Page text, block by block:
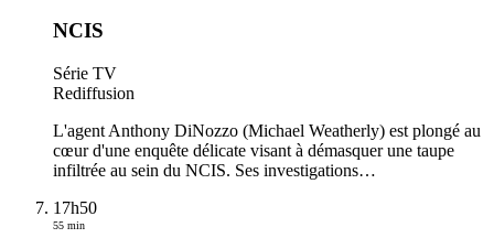
NCIS
Série TV
Rediffusion
L'agent Anthony DiNozzo (Michael Weatherly) est plongé au
cœur d'une enquête délicate visant à démasquer une taupe
infiltrée au sein du NCIS. Ses investigations…
17h50
55 min